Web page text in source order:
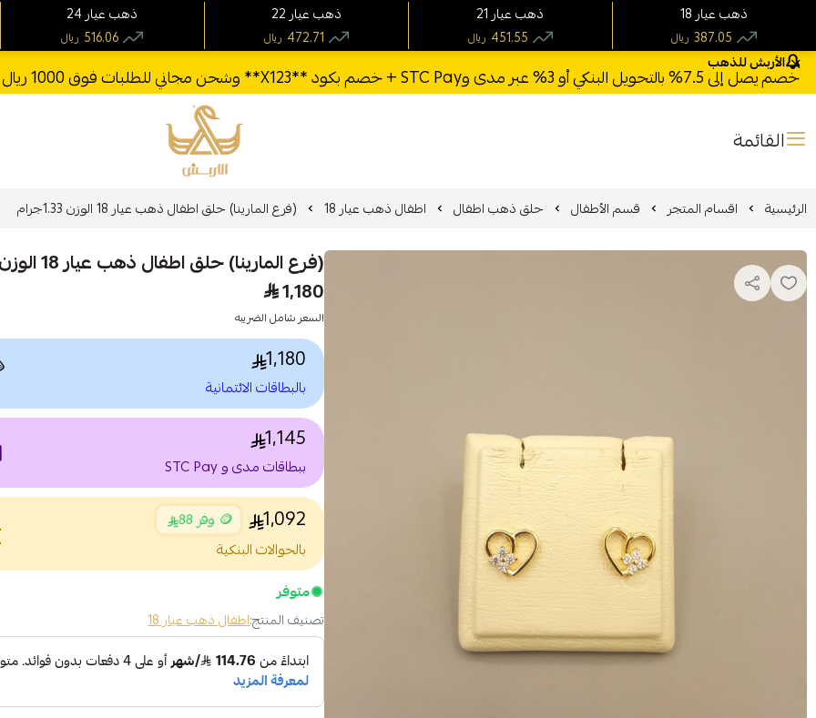
الأربش للذهب
خصم يصل إلى 7.5% بالتحويل البنكي أو 3% عبر مدى وSTC Pay + خصم بكود **X123** وشحن مجاني للطلبات فوق 1000 ريال
القائمة الأربش للذهب
الرئيسية اقسام المتجر قسم الأطفال حلق ذهب اطفال اطفال ذهب عيار 18 (فرع المارينا) حلق اطفال ذهب عيار 18 الوزن 1.33جرام
(فرع المارينا) حلق اطفال ذهب عيار 18 الوزن 1.33جرام
1,180
السعر شامل الضريبه
1,180
بالبطاقات الائتمانية
1,145
ببطاقات مدى و STC Pay
1,092 🪙 وفر 88
بالحوالات البنكية
متوفر
تصنيف المنتج:اطفال ذهب عيار 18
24 ذهب عيار
ريال 516.06
22 ذهب عيار
ريال 472.71
21 ذهب عيار
ريال 451.55
18 ذهب عيار
ريال 387.05